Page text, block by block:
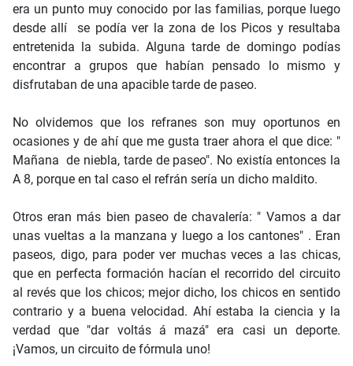
era un punto muy conocido por las familias, porque luego
desde allí se podía ver la zona de los Picos y resultaba
entretenida la subida. Alguna tarde de domingo podías
encontrar a grupos que habían pensado lo mismo y
disfrutaban de una apacible tarde de paseo.
No olvidemos que los refranes son muy oportunos en
ocasiones y de ahí que me gusta traer ahora el que dice: "
Mañana de niebla, tarde de paseo". No existía entonces la
A 8, porque en tal caso el refrán sería un dicho maldito.
Otros eran más bien paseo de chavalería: " Vamos a dar
unas vueltas a la manzana y luego a los cantones" . Eran
paseos, digo, para poder ver muchas veces a las chicas,
que en perfecta formación hacían el recorrido del circuito
al revés que los chicos; mejor dicho, los chicos en sentido
contrario y a buena velocidad. Ahí estaba la ciencia y la
verdad que "dar voltás á mazá" era casi un deporte.
¡Vamos, un circuito de fórmula uno!